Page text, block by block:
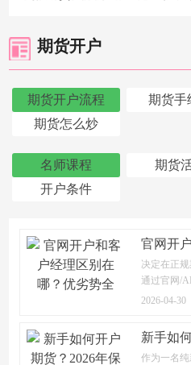
期货开户
期货开户流程 期货手
期货怎么炒
名师课程 期货
开户条件
官网开
劣势全
决定在正
通过官网/
2026-04-30
新手如
避坑指
作为一名